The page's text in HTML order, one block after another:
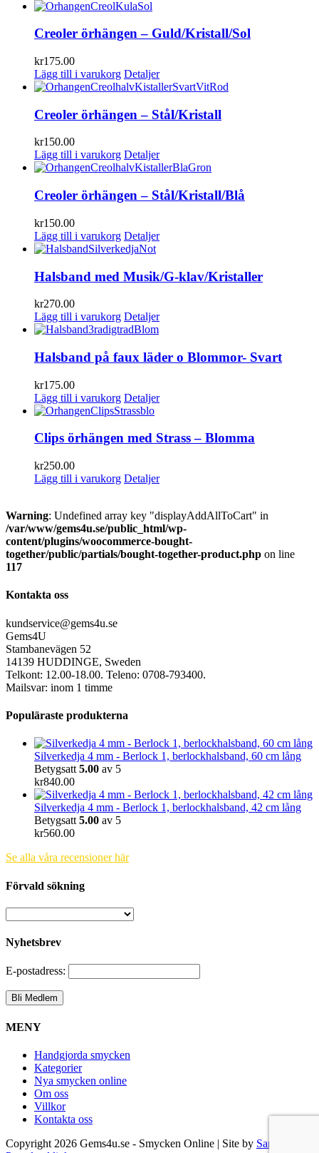
Creoler örhängen – Guld/Kristall/Sol
kr175.00
Lägg till i varukorg Detaljer
Creoler örhängen – Stål/Kristall
kr150.00
Lägg till i varukorg Detaljer
Creoler örhängen – Stål/Kristall/Blå
kr150.00
Lägg till i varukorg Detaljer
Halsband med Musik/G-klav/Kristaller
kr270.00
Lägg till i varukorg Detaljer
Halsband på faux läder o Blommor- Svart
kr175.00
Lägg till i varukorg Detaljer
Clips örhängen med Strass – Blomma
kr250.00
Lägg till i varukorg Detaljer
Warning: Undefined array key "displayAddAllToCart" in
/var/www/gems4u.se/public_html/wp-
content/plugins/woocommerce-bought-
together/public/partials/bought-together-product.php on line
117
Kontakta oss
kundservice@gems4u.se
Gems4U
Stambanevägen 52
14139 HUDDINGE, Sweden
Telkont: 12.00-18.00. Teleno: 0708-793400.
Mailsvar: inom 1 timme
Populäraste produkterna
Silverkedja 4 mm - Berlock 1, berlockhalsband, 60 cm lång
Betygsatt 5.00 av 5
kr840.00
Silverkedja 4 mm - Berlock 1, berlockhalsband, 42 cm lång
Betygsatt 5.00 av 5
kr560.00
Se alla våra recensioner här
Förvald sökning
Nyhetsbrev
E-postadress:
MENY
Handgjorda smycken
Kategorier
Nya smycken online
Om oss
Villkor
Kontakta oss
Copyright 2026 Gems4u.se - Smycken Online | Site by Samsara